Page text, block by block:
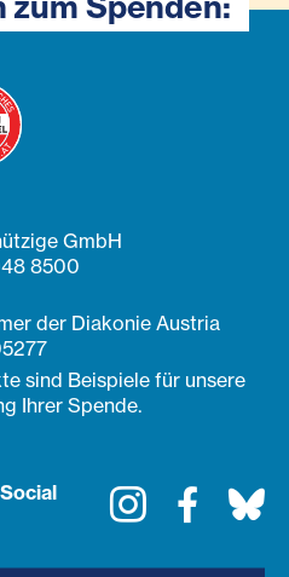
GmbH
8500
der Diakonie Austria
sind Beispiele für unsere
Ihrer Spende.
Instagram